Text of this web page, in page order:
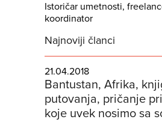
Istoričar umetnosti,
koordinator
Najnoviji članci
21.04.2018
Bantustan, Afrika,
putovanja, pričanje
koje uvek nosimo sa